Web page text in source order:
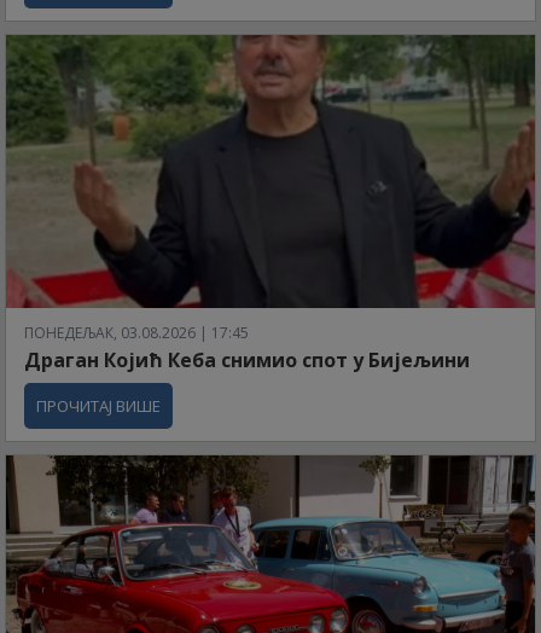
ПОНЕДЕЉАК, 03.08.2026 | 17:45
Драган Којић Кеба снимио спот у Бијељини
ПРОЧИТАЈ ВИШЕ